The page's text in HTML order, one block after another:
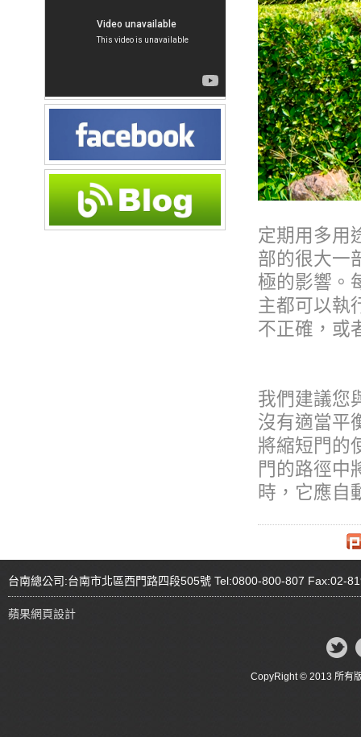
定期用多用
部的很大一
極的影響。
主都可以執
不正確，或
我們建議您
沒有適當平
將縮短門的
門的路徑中
時，它應自
台南總公司:台南市北區西門路四段505號 Tel:0800-800-807 Fax:02-
蘋果網頁設計
CopyRight © 2013 所有